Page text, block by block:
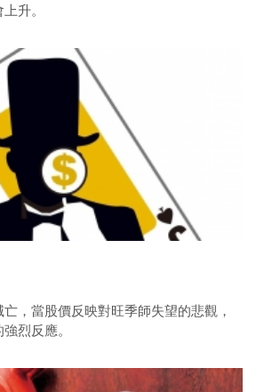
升。
，當股價反映對旺季師失望的悲觀，
烈反應。